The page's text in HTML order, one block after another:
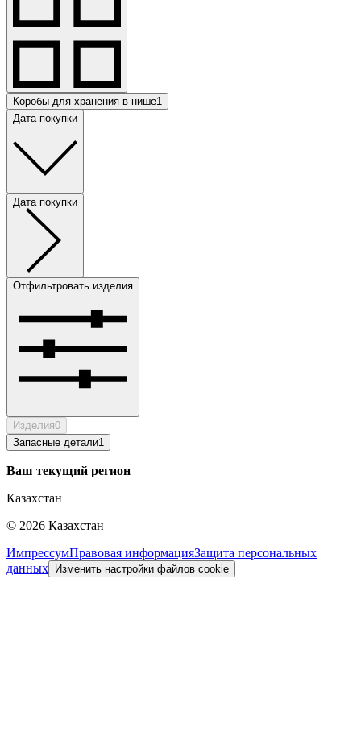
Коробы для хранения в нише1
Дата покупки
Дата покупки
Отфильтровать изделия
Изделия0
Запасные детали1
Ваш текущий регион
Казахстан
© 2026 Казахстан
ИмпрессумПравовая информацияЗащита персональных
данных
Изменить настройки файлов cookie